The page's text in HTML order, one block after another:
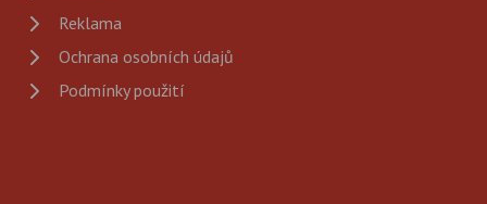
Reklama
Ochrana osobních údajů
Podmínky použití